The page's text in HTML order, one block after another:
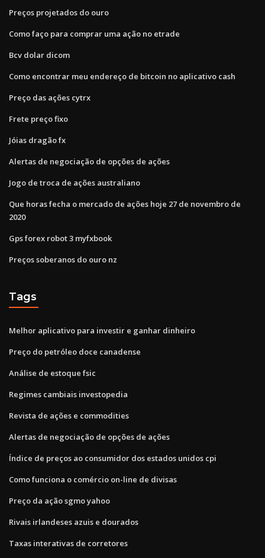
Preços projetados do ouro
Como faço para comprar uma ação no etrade
Bcv dolar dicom
Como encontrar meu endereço de bitcoin no aplicativo cash
Preço das ações cytrx
Frete preço fixo
Jóias dragão fx
Alertas de negociação de opções de ações
Jogo de troca de ações australiano
Que horas fecha o mercado de ações hoje 27 de novembro de
2020
Gps forex robot 3 myfxbook
Preços soberanos do ouro nz
Tags
Melhor aplicativo para investir e ganhar dinheiro
Preço do petróleo doce canadense
Análise de estoque fsic
Regimes cambiais investopedia
Revista de ações e commodities
Alertas de negociação de opções de ações
Índice de preços ao consumidor dos estados unidos cpi
Como funciona o comércio on-line de divisas
Preço da ação sgmo yahoo
Rivais irlandeses azuis e dourados
Taxas interativas de corretores